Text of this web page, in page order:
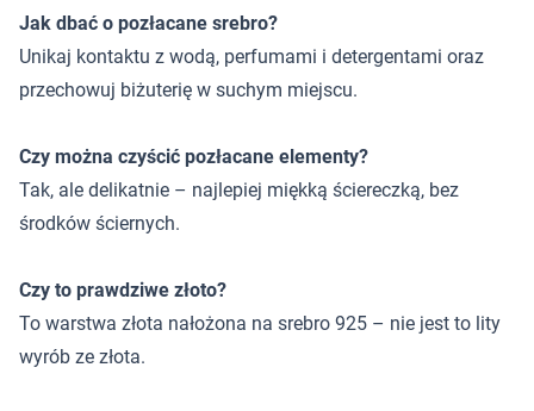
Jak dbać o pozłacane srebro?
Unikaj kontaktu z wodą, perfumami i detergentami oraz
przechowuj biżuterię w suchym miejscu.
Czy można czyścić pozłacane elementy?
Tak, ale delikatnie – najlepiej miękką ściereczką, bez
środków ściernych.
Czy to prawdziwe złoto?
To warstwa złota nałożona na srebro 925 – nie jest to lity
wyrób ze złota.